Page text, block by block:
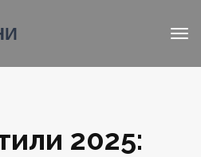
2025: